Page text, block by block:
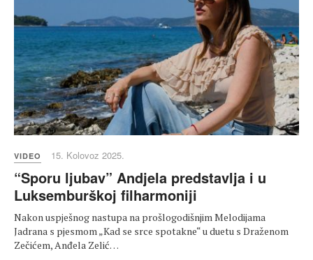
VIDEO 15. Kolovoz 2025.
“Sporu ljubav” Andjela predstavlja i u
Luksemburškoj filharmoniji
Nakon uspješnog nastupa na prošlogodišnjim Melodijama
Jadrana s pjesmom „Kad se srce spotakne“ u duetu s Draženom
Zečićem, Anđela Zelić…